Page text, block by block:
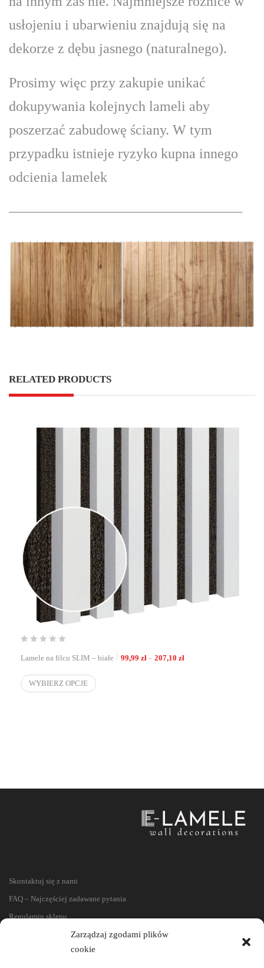
Zarządzaj zgodami plików
cookie
usłojeniu i ubarwieniu znajdują się na
dekorze z dębu jasnego (naturalnego).
Prosimy więc przy zakupie unikać
dokupywania kolejnych lameli aby
poszerzać zabudowę ściany. W tym
przypadku istnieje ryzyko kupna innego
odcienia lamelek
————————————————–
RELATED PRODUCTS
Lamele na filcu SLIM – białe 99,99 zł – 207,10 złZakres cen: od 99,99 zł
WYBIERZ OPCJE
Skontaktuj się z nami
FAQ – Najczęściej zadawane pytania
Regulamin sklepu
Reklamacje i zwroty
Polityka prywatności